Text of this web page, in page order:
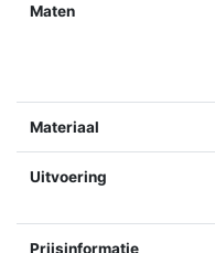
Maten
Materiaal
Uitvoering
Prijsinformatie